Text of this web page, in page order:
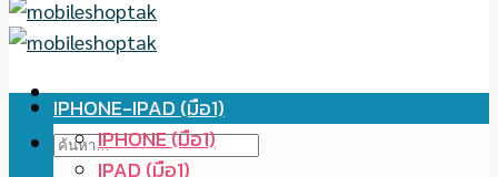
ค้นหา:
IPHONE-IPAD (มือ1)
IPHONE (มือ1)
IPAD (มือ1)